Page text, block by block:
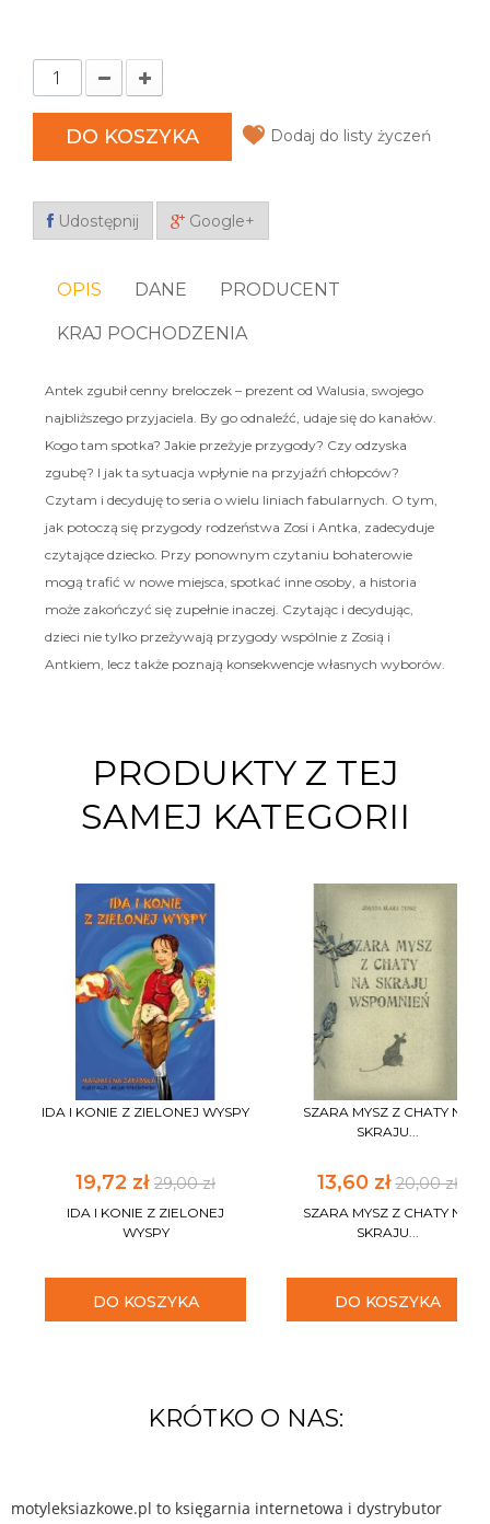
DO KOSZYKA Dodaj do listy życzeń
Udostępnij Google+
OPIS DANE PRODUCENT
KRAJ POCHODZENIA
Antek zgubił cenny breloczek – prezent od Walusia, swojego
najbliższego przyjaciela. By go odnaleźć, udaje się do kanałów.
Kogo tam spotka? Jakie przeżyje przygody? Czy odzyska
zgubę? I jak ta sytuacja wpłynie na przyjaźń chłopców?
Czytam i decyduję to seria o wielu liniach fabularnych. O tym,
jak potoczą się przygody rodzeństwa Zosi i Antka, zadecyduje
czytające dziecko. Przy ponownym czytaniu bohaterowie
mogą trafić w nowe miejsca, spotkać inne osoby, a historia
może zakończyć się zupełnie inaczej. Czytając i decydując,
dzieci nie tylko przeżywają przygody wspólnie z Zosią i
Antkiem, lecz także poznają konsekwencje własnych wyborów.
PRODUKTY Z TEJ
SAMEJ KATEGORII
IDA I KONIE Z ZIELONEJ WYSPY
19,72 zł 29,00 zł
IDA I KONIE Z ZIELONEJ
WYSPY
DO KOSZYKA
SZARA MYSZ Z CHATY NA
SKRAJU...
13,60 zł20,00 zł
SZARA MYSZ Z CHATY NA
SKRAJU...
DO KOSZYKA
KRÓTKO O NAS:
motyleksiazkowe.pl to księgarnia internetowa i dystrybutor